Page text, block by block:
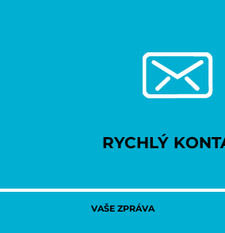
RYCHLÝ
VAŠE ZPRÁVA